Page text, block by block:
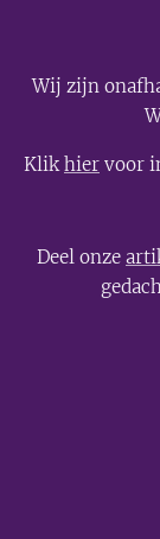
Wij zijn
Klikhier voor
Deel onze